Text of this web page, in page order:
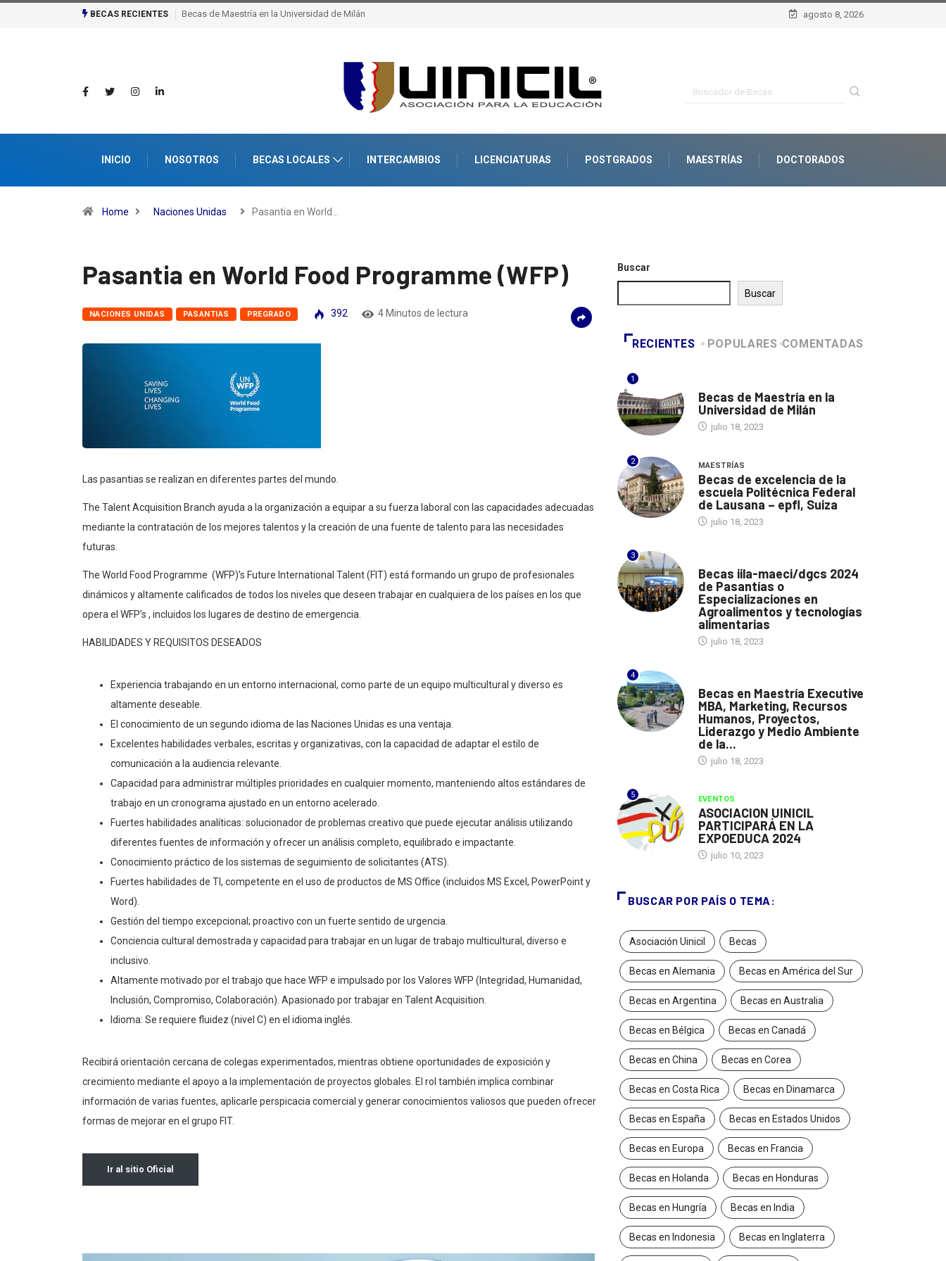
BECAS RECIENTES
Becas de Maestría en la Universidad de MilánBecas de excelencia de la escuela
agosto 8, 2026
INICIO NOSOTROS BECAS LOCALES INTERCAMBIOS LICENCIATURAS POSTGRADOS MAESTRÍAS DOCTORADOS
Home Naciones Unidas Pasantia en World…
Pasantia en World Food Programme (WFP)
NACIONES UNIDAS PASANTIAS PREGRADO 392 4 Minutos de lectura
Las pasantias se realizan en diferentes partes del mundo.
The Talent Acquisition Branch ayuda a la organización a equipar a su fuerza laboral con las capacidades adecuadas
mediante la contratación de los mejores talentos y la creación de una fuente de talento para las necesidades
futuras.
The World Food Programme (WFP)’s Future International Talent (FIT) está formando un grupo de profesionales
dinámicos y altamente calificados de todos los niveles que deseen trabajar en cualquiera de los países en los que
opera el WFP’s , incluidos los lugares de destino de emergencia.
HABILIDADES Y REQUISITOS DESEADOS
Experiencia trabajando en un entorno internacional, como parte de un equipo multicultural y diverso es
altamente deseable.
El conocimiento de un segundo idioma de las Naciones Unidas es una ventaja.
Excelentes habilidades verbales, escritas y organizativas, con la capacidad de adaptar el estilo de
comunicación a la audiencia relevante.
Capacidad para administrar múltiples prioridades en cualquier momento, manteniendo altos estándares de
trabajo en un cronograma ajustado en un entorno acelerado.
Fuertes habilidades analíticas: solucionador de problemas creativo que puede ejecutar análisis utilizando
diferentes fuentes de información y ofrecer un análisis completo, equilibrado e impactante.
Conocimiento práctico de los sistemas de seguimiento de solicitantes (ATS).
Fuertes habilidades de TI, competente en el uso de productos de MS Office (incluidos MS Excel, PowerPoint y
Word).
Gestión del tiempo excepcional; proactivo con un fuerte sentido de urgencia.
Conciencia cultural demostrada y capacidad para trabajar en un lugar de trabajo multicultural, diverso e
inclusivo.
Altamente motivado por el trabajo que hace WFP e impulsado por los Valores WFP (Integridad, Humanidad,
Inclusión, Compromiso, Colaboración). Apasionado por trabajar en Talent Acquisition.
Idioma: Se requiere fluidez (nivel C) en el idioma inglés.
Recibirá orientación cercana de colegas experimentados, mientras obtiene oportunidades de exposición y
crecimiento mediante el apoyo a la implementación de proyectos globales. El rol también implica combinar
información de varias fuentes, aplicarle perspicacia comercial y generar conocimientos valiosos que pueden ofrecer
formas de mejorar en el grupo FIT.
Ir al sitio Oficial
Buscar
Buscar
RECIENTES POPULARES COMENTADAS
1
Becas de Maestría en la
Universidad de Milán
julio 18, 2023
2 MAESTRÍAS
Becas de excelencia de la
escuela Politécnica Federal
de Lausana – epfl, Suiza
julio 18, 2023
3
Becas iila-maeci/dgcs 2024
de Pasantías o
Especializaciones en
Agroalimentos y tecnologías
alimentarias
julio 18, 2023
4
Becas en Maestría Executive
MBA, Marketing, Recursos
Humanos, Proyectos,
Liderazgo y Medio Ambiente
de la...
julio 18, 2023
5 EVENTOS
ASOCIACION UINICIL
PARTICIPARÁ EN LA
EXPOEDUCA 2024
julio 10, 2023
BUSCAR POR PAÍS O TEMA:
Asociación Uinicil Becas
Becas en Alemania Becas en América del Sur
Becas en Argentina Becas en Australia
Becas en Bélgica Becas en Canadá
Becas en China Becas en Corea
Becas en Costa Rica Becas en Dinamarca
Becas en España Becas en Estados Unidos
Becas en Europa Becas en Francia
Becas en Holanda Becas en Honduras
Becas en Hungría Becas en India
Becas en Indonesia Becas en Inglaterra